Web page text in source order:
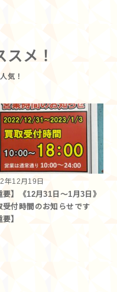
スメ！
年12月19日
要】《12月31日～1月3日》
受付時間のお知らせです
要】